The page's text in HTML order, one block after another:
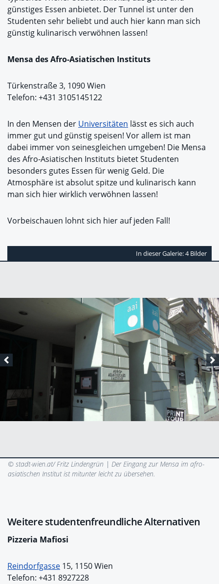
günstiges Essen anbietet. Der Tunnel ist unter den
Studenten sehr beliebt und auch hier kann man sich
günstig kulinarisch verwöhnen lassen!
Mensa des Afro-Asiatischen Instituts
Türkenstraße 3, 1090 Wien
Telefon: +431 3105145122
In den Mensen der Universitäten lässt es sich auch
immer gut und günstig speisen! Vor allem ist man
dabei immer von seinesgleichen umgeben! Die Mensa
des Afro-Asiatischen Instituts bietet Studenten
besonders gutes Essen für wenig Geld. Die
Atmosphäre ist absolut spitze und kulinarisch kann
man sich hier wirklich verwöhnen lassen!
Vorbeischauen lohnt sich hier auf jeden Fall!
In dieser Galerie: 4 Bilder
© stadt-wien.at/ Fritz Lindengrün | Der Eingang zur Mensa im afro-
asiatischen Institut ist mitunter leicht zu übersehen.
Weitere studentenfreundliche Alternativen
Pizzeria Mafiosi
Reindorfgasse 15, 1150 Wien
Telefon: +431 8927228